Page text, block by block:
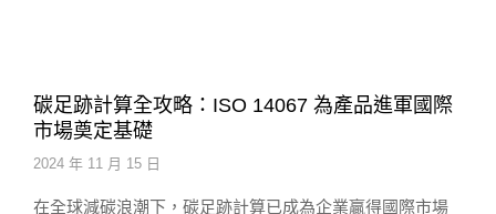
碳足跡計算全攻略：ISO 14067 為產品進軍國際
市場奠定基礎
2024 年 11 月 15 日
在全球減碳浪潮下，碳足跡計算已成為企業贏得國際市場